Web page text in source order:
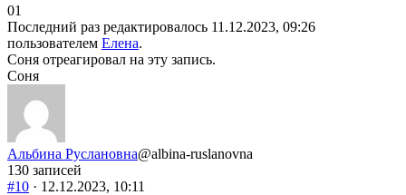
Голосуйте
-
палец
вниз.
0Голосуйте
-
палец
вверх.
1
Последний раз редактировалось 11.12.2023, 09:26
пользователем Елена.
Соня отреагировал на эту запись.
Соня
Альбина Руслановна@albina-ruslanovna
130 записей
#10 · 12.12.2023, 10:11